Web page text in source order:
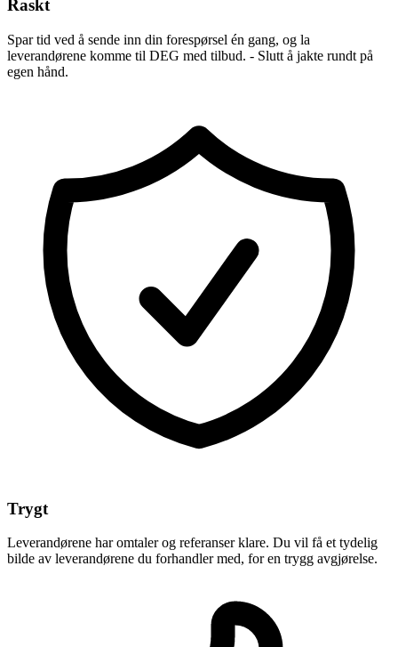
Raskt
Spar tid ved å sende inn din forespørsel én gang, og la
leverandørene komme til DEG med tilbud. - Slutt å jakte rundt på
egen hånd.
Trygt
Leverandørene har omtaler og referanser klare. Du vil få et tydelig
bilde av leverandørene du forhandler med, for en trygg avgjørelse.